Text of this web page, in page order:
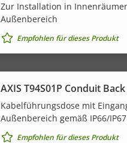
Zur Installation in
Außenbereich
Empfohlen für dieses Produkt
AXIS T94S01P Conduit
Kabelführungsdose mit
Außenbereich gemäß IP66/IP67
Empfohlen für dieses Produkt